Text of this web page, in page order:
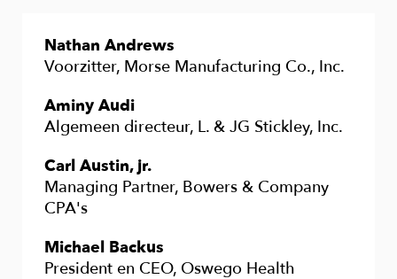
Nathan Andrews
Voorzitter, Morse Manufacturing Co., Inc.
Aminy Audi
Algemeen directeur, L. & JG Stickley, Inc.
Carl Austin, jr.
Managing Partner, Bowers & Company
CPA's
Michael Backus
President en CEO, Oswego Health